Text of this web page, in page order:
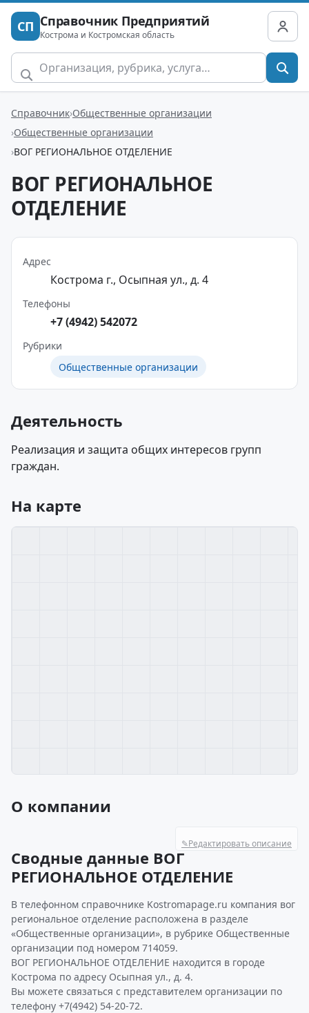
СП Справочник Предприятий
Кострома и Костромская область
Справочник Общественные организации
Общественные организации
ВОГ РЕГИОНАЛЬНОЕ ОТДЕЛЕНИЕ
ВОГ РЕГИОНАЛЬНОЕ
ОТДЕЛЕНИЕ
Адрес
Кострома г., Осыпная ул., д. 4
Телефоны
+7 (4942) 542072
Рубрики
Общественные организации
Деятельность
Реализация и защита общих интересов групп
граждан.
На карте
О компании
✎Редактировать описание
Сводные данные ВОГ
РЕГИОНАЛЬНОЕ ОТДЕЛЕНИЕ
В телефонном справочнике Kostromapage.ru компания вог
региональное отделение расположена в разделе
«Общественные организации», в рубрике Общественные
организации под номером 714059.
ВОГ РЕГИОНАЛЬНОЕ ОТДЕЛЕНИЕ находится в городе
Кострома по адресу Осыпная ул., д. 4.
Вы можете связаться с представителем организации по
телефону +7(4942) 54-20-72.